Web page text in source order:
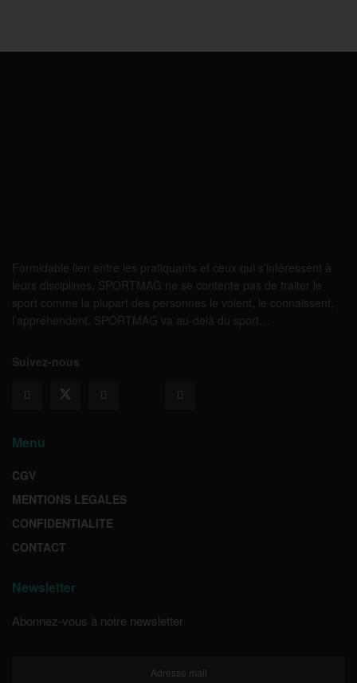
Formidable lien entre les pratiquants et ceux qui s’intéressent à
leurs disciplines, SPORTMAG ne se contente pas de traiter le
sport comme la plupart des personnes le voient, le connaissent,
l’appréhendent. SPORTMAG va au-delà du sport…
Suivez-nous
Menu
CGV
MENTIONS LEGALES
CONFIDENTIALITE
CONTACT
Newsletter
Abonnez-vous à notre newsletter